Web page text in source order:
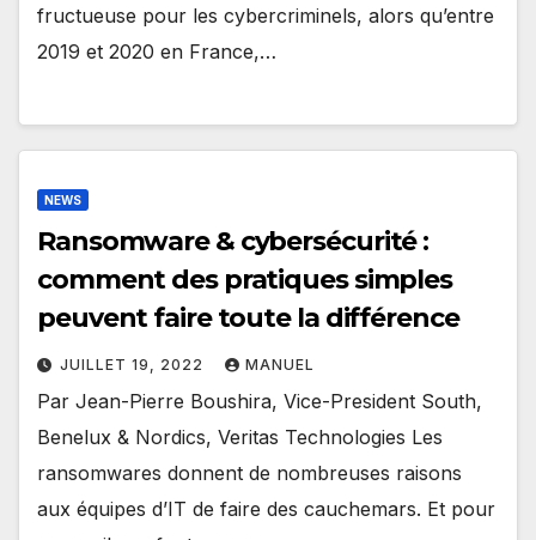
fructueuse pour les cybercriminels, alors qu’entre
2019 et 2020 en France,…
NEWS
Ransomware & cybersécurité :
comment des pratiques simples
peuvent faire toute la différence
JUILLET 19, 2022 MANUEL
Par Jean-Pierre Boushira, Vice-President South,
Benelux & Nordics, Veritas Technologies Les
ransomwares donnent de nombreuses raisons
aux équipes d’IT de faire des cauchemars. Et pour